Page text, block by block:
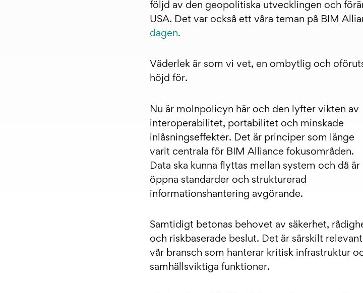
följd av den geopolitiska utvecklingen och
USA. Det var också ett våra teman på BIM
dagen.
Väderlek är som vi vet, en ombytlig och
höjd för.
Nu är molnpolicyn här och den lyfter vikten av
interoperabilitet, portabilitet och minskade
inlåsningseffekter. Det är principer som länge
varit centrala för BIM Alliance fokusområden.
Data ska kunna flyttas mellan system och då är
öppna standarder och strukturerad
informationshantering avgörande.
Samtidigt betonas behovet av säkerhet,
och riskbaserade beslut. Det är särskilt relevant
vår bransch som hanterar kritisk infrastruktur
samhällsviktiga funktioner.